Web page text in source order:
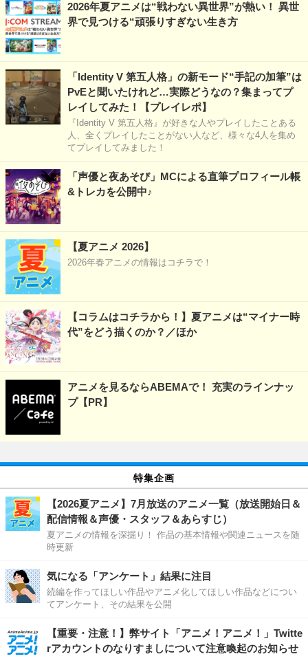
2026年夏アニメは“戦わない異世界”が熱い！ 異世
界で見つける“頑張りすぎない生き方
「Identity V 第五人格」の新モード“手記の加筆”は
PvEと聞いたけれど…実際どうなの？集まってプ
レイしてみた！【プレイレポ】
『Identity V 第五人格』が好きな人やプレイしたことある
人、全くプレイしたことがない人など、様々な4人を集め
てプレイしてみました！
「声優と夜あそび」MCによる直筆プロフィール帳
&トレカを公開中♪
【夏アニメ 2026】
2026年春アニメの情報はコチラで！
【コラムはコチラから！】夏アニメは“マイナー時
代”をどう描くのか？／ほか
アニメを見るならABEMAで！ 充実のラインナッ
プ【PR】
特集企画
【2026夏アニメ】7月放送のアニメ一覧（放送開始日＆
配信情報＆声優・スタッフ＆あらすじ）
夏アニメの情報を深掘り！ 作品の基本情報や関連ニュースを随
時更新
気になる「アンケート」結果に注目
続編を作ってほしい作品やアニメ化してほしい作品などについ
てアンケート、その結果を公開
【重要・注意！】弊サイト「アニメ！アニメ！」Twitte
rアカウントのなりすましについて注意喚起のお知らせ